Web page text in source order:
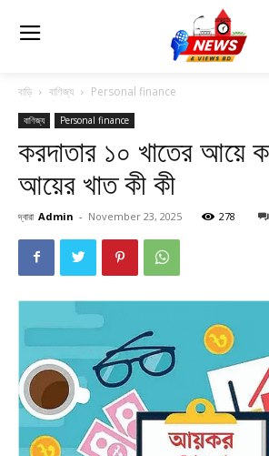
বাড়ি বাণিজ্য Personal finance
বাণিজ্য Personal finance
করদাতার ১০ খাতের আয়ে
আয়ের খাত কী কী
দ্বারা Admin - November 23, 2025 278